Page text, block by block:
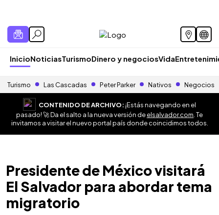
InicioNoticiasTurismoDinero y negociosVida
Turismo Las Cascadas Peter Parker Nativos Negocios
CONTENIDO DE ARCHIVO:¡Estás navegando en el
pasado! 🚀 Da el salto a la nueva versión deelsalvador.com . Te
invitamos a visitar el nuevo portal país donde coincidimos todos.
Presidente de México visitará
El Salvador para abordar tema
migratorio